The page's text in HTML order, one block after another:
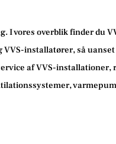
I vores overblik finder du
installatører, så
af VVS-